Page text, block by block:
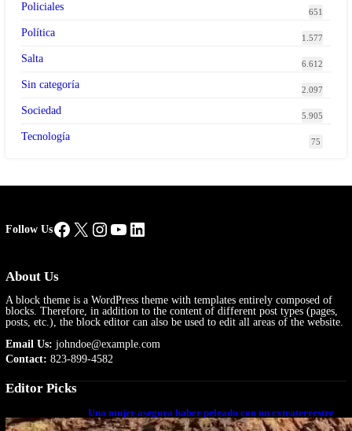
Policiales 651
Política 1.577
Salta 6.612
Sin categoría 2.097
Sociedad 5.905
Tecnología 75
Follow UsFacebook
X Instagram
YouTube
LinkedIn
About Us
A block theme is a WordPress theme with templates entirely composed of
blocks. Therefore, in addition to the content of different post types (pages,
posts, etc.), the block editor can also be used to edit all areas of the website.
Email Us: johndoe@example.com
Contact: 823-899-4582
Editor Picks
Una mujer asegura haber peleado con un extraterrestre
cuerpo a cuerpo